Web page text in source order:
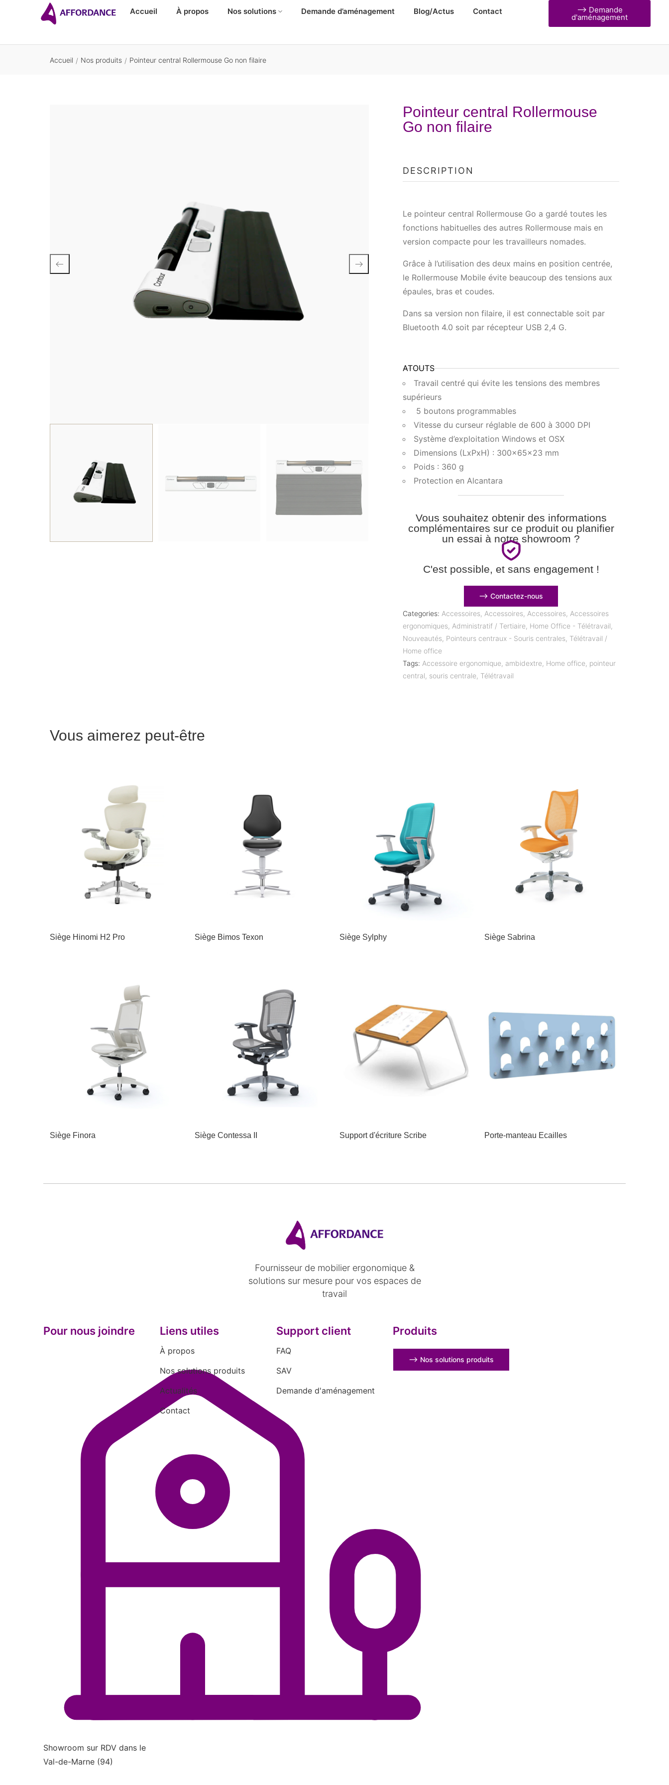
Accueil À propos Nos solutions Demande d’aménagement Blog/Actus Contact ⟶ Demande
d'aménagement
Accueil / Nos produits / Pointeur central Rollermouse Go non filaire
Pointeur central Rollermouse
Go non filaire
DESCRIPTION
Le pointeur central Rollermouse Go a gardé toutes les
fonctions habituelles des autres Rollermouse mais en
version compacte pour les travailleurs nomades.
Grâce à l’utilisation des deux mains en position centrée,
le Rollermouse Mobile évite beaucoup des tensions aux
épaules, bras et coudes.
Dans sa version non filaire, il est connectable soit par
Bluetooth 4.0 soit par récepteur USB 2,4 G.
ATOUTS
Travail centré qui évite les tensions des membres
supérieurs
5 boutons programmables
Vitesse du curseur réglable de 600 à 3000 DPI
Système d’exploitation Windows et OSX
Dimensions (LxPxH) : 300x65x23 mm
Poids : 360 g
Protection en Alcantara
Vous souhaitez obtenir des informations
complémentaires sur ce produit ou planifier
un essai à notre showroom ?
C'est possible, et sans engagement !
⟶ Contactez-nous
Categories: Accessoires, Accessoires, Accessoires, Accessoires
ergonomiques, Administratif / Tertiaire, Home Office - Télétravail,
Nouveautés, Pointeurs centraux - Souris centrales, Télétravail /
Home office
Tags: Accessoire ergonomique, ambidextre, Home office, pointeur
central, souris centrale, Télétravail
Vous aimerez peut-être
Siège Hinomi H2 Pro Siège Bimos Texon Siège Sylphy Siège Sabrina
Siège Finora Siège Contessa II Support d'écriture Scribe Porte-manteau Ecailles
Fournisseur de mobilier ergonomique &
solutions sur mesure pour vos espaces de
travail
Pour nous joindre
Showroom sur RDV dans le
Val-de-Marne (94)
Liens utiles
À propos
Nos solutions produits
Actualités
Contact
Support client
FAQ
SAV
Demande d'aménagement
Produits
⟶ Nos solutions produits